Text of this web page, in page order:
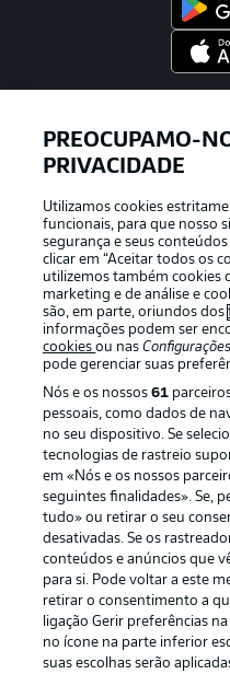
Publicidade
Gerir preferências
Termos de uso
Marca
Jogadores
PREOCUPAMO-
PRIVACIDADE
Utilizamos cookies
funcionais, para que nosso
segurança e seus
clicar em “Aceitar todos os
utilizemos também cookies
marketing e de análise e
são, em parte, oriundos dos
informações podem ser
cookiesou nas
pode gerenciar suas
Nós e os nossos61
pessoais, como dados de
no seu dispositivo. Se
tecnologias de rastreio
em «Nós e os nossos
seguintes finalidades». Se,
tudo» ou retirar o seu
desativadas. Se os
conteúdos e anúncios que
para si. Pode voltar a este
retirar o consentimento a
ligação Gerir preferências
no ícone na parte inferior
suas escolhas serão